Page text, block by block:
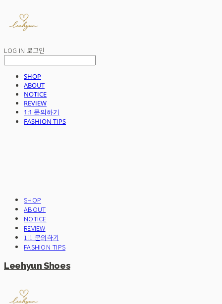
LOG IN 로그인
SHOP
ABOUT
NOTICE
REVIEW
1:1 문의하기
FASHION TIPS
SHOP
ABOUT
NOTICE
REVIEW
1:1 문의하기
FASHION TIPS
Leehyun Shoes